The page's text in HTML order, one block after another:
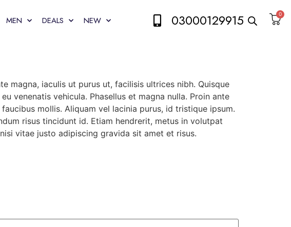
MEN DEALS NEW 03000129915 0
magna, iaculis ut purus ut, facilisis ultrices nibh. Quisque
venenatis vehicula. Phasellus et magna nulla. Proin ante
mollis. Aliquam vel lacinia purus, id tristique ipsum.
risus tincidunt id. Etiam hendrerit, metus in volutpat
vitae justo adipiscing gravida sit amet et risus.